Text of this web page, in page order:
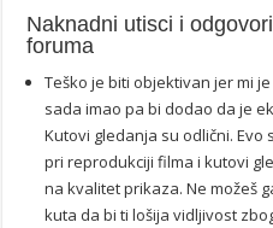
Naknadni utisci i
foruma
Teško je biti objektivan jer mi
sada imao pa bi dodao da je
Kutovi gledanja su odlični.
pri reprodukciji filma i kutovi
na kvalitet prikaza. Ne možeš
kuta da bi ti lošija vidljivost